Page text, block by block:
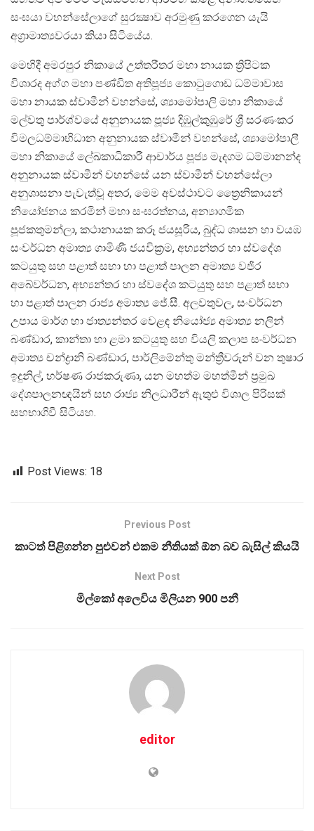
සංඝයා වහන්සේලාගේ සුරක්‍ෂාව අරමුණු කරගෙන යැයි
අග්‍රාමාත්‍යවරයා කියා සිටියේය.
මෙහිදී අමරපුර නිකායේ උත්තරීතර මහා නායක ත්‍රිපිටක
විශාරද අග්ග මහා පණ්ඩිත අතිපූජ්‍ය කොටුගොඩ ධම්මාවාස
මහා නායක ස්වාමීන් වහන්සේ, ශ්‍යාමෝපාලි මහා නිකායේ
මල්වතු පාර්ශ්වයේ අනුනායක පූජ්‍ය දිඹුල්කුඹුරේ ශ්‍රී සරණංකර
විමලධම්මාභිධාන අනුනායක ස්වාමීන් වහන්සේ, ශ්‍යාමෝපාලී
මහා නිකායේ ලේඛකාධිකාරී ආචාර්ය පූජ්‍ය මැදගම ධම්මානන්ද
අනුනායක ස්වාමීන් වහන්සේ යන ස්වාමීන් වහන්සේලා
අනුශාසනා පැවැත්වූ අතර, මෙම අවස්ථාවට ත්‍රෛනිකායන්
නියෝජනය කරමින් මහා සංඝරත්නය, අන්‍යාගමික
පූජකතුමන්ලා, කථානායක කරූ ජයසූරිය, බුද්ධ ශාසන හා වයඹ
සංවර්ධන අමාත්‍ය ගාමිණී ජයවික්‍රම, අභ්‍යන්තර හා ස්වදේශ
කටයුතු සහ පළාත් සභා හා පළාත් පාලන අමාත්‍ය වජිර
අබේවර්ධන, අභ්‍යන්තර හා ස්වදේශ කටයුතු සහ පළාත් සභා
හා පළාත් පාලන රාජ්‍ය අමාත්‍ය ජේ.සී. අලවතුවල, සංවර්ධන
උපාය මාර්ග හා ජාත්‍යන්තර වෙළඳ නියෝජ්‍ය අමාත්‍ය නලින්
බණ්ඩාර, කාන්තා හා ළමා කටයුතු සහ වියලි කලාප සංවර්ධන
අමාත්‍ය චන්ද්‍රානි බණ්ඩාර, පාර්ලිමේන්තු මන්ත්‍රීවරුන් වන තුෂාර
ඉදුනිල්, හර්ෂණ රාජකරුණා, යන මහත්ම මහත්මීන් ප්‍රමුඛ
දේශපාලනඥයින් සහ රාජ්‍ය නිලධාරීන් ඇතුළු විශාල පිරිසක්
සහභාගිවී සිටියහ.
Post Views: 18
Previous Post
කාටත් පිළිගන්න පුළුවන් එකම නීතියක් ඕන බව බැසිල් කියයි
Next Post
මිල්කෝ අලෙවිය මිලියන 900 පනී
editor